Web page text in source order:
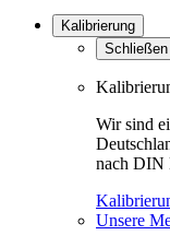
Kalibrierung
Schließen
Wir sind
nach DIN
Unsere